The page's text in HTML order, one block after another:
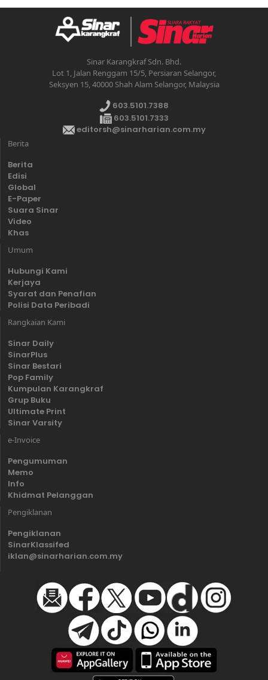
Sinar Karangkraf Sdn. Bhd.
Lot 1, Jalan Renggam 15/5, Persiaran Selangor,
Seksyen 15, 40000 Shah Alam Selangor, Malaysia
603.5101.7388
603.5101.7333
editorsh@sinarharian.com.my
Berita
Berita
Edisi
Global
E-Paper
Suara Sinar
Video
Khas
Umum
Hubungi Kami
Kerjaya
Syarat dan Penafian
Polisi Data Peribadi
Rangkaian Kami
Sinar Daily
SinarPlus
Sinar Bestari
Pop Family
Kumpulan Karangkraf
Grup Buku
Ultimate Print
Sinar Varsity
e-Invoice
Pengumuman
Memo
Info
Khidmat Pelanggan
Pengiklanan
Pengiklanan
SinarKlassifed
iklan@sinarharian.com.my